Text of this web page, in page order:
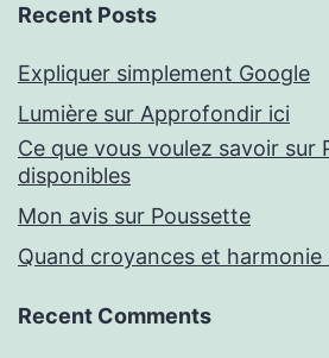
Recent Posts
Expliquer simplement Google
Lumière sur Approfondir ici
Ce que vous voulez savoir sur
disponibles
Mon avis sur Poussette
Quand croyances et
Recent Comments